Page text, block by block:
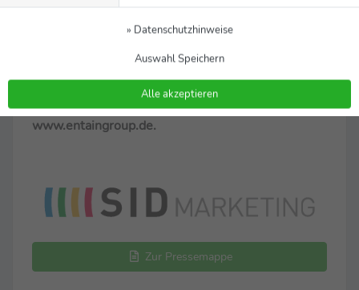
ansässig und verfügt über Lizenzen in mehr als 20
Ländern auf fünf Kontinenten.Weitere
Informationen finden Sie auf der Website der
Gruppe: www.entaingroup.com und auf
www.entaingroup.de.
Zur Pressemappe
» Datenschutzhinweise
Auswahl Speichern
Alle akzeptieren